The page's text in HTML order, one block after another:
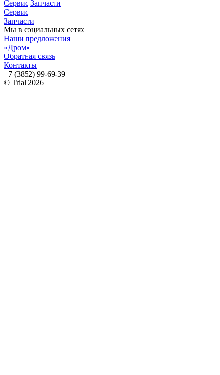
Сервис Запчасти
Сервис
Запчасти
Мы в социальных сетях
Наши предложения
«Дром»
Обратная связь
Контакты
+7 (3852) 99-69-39
© Trial 2026